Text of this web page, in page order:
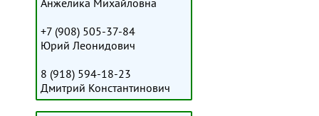
Анжелика Михайловна
+7 (908) 505-37-84
Юрий Леонидович
8 (918) 594-18-23
Дмитрий Константинович